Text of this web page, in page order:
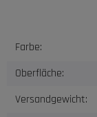
Wert
Farbe:
Oberfläche:
Versandgewicht: